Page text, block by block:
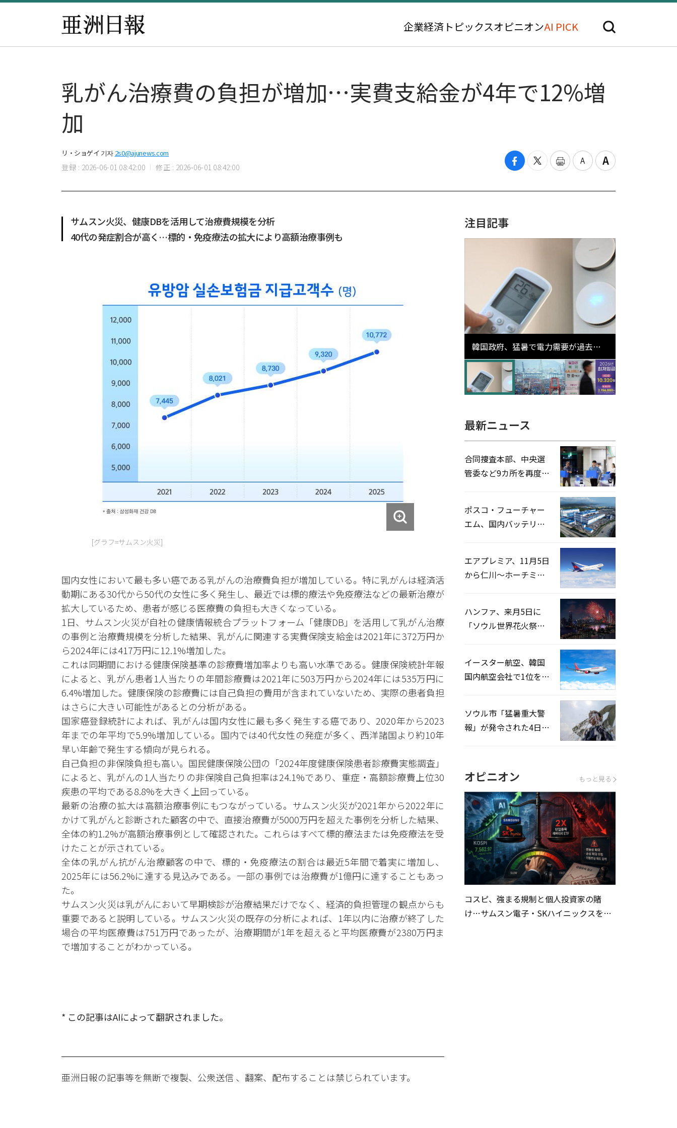
企業経済 トピックスオピニオンAI PICK
乳がん治療費の負担が増加…実費支給金が4年で12%増
加
リ・ショゲイ 기자 2s0@ajunews.com
登録 : 2026-06-01 08:42:00 修正 : 2026-06-01 08:42:00
サムスン火災、健康DBを活用して治療費規模を分析
40代の発症割合が高く…標的・免疫療法の拡大により高額治療事例も
[グラフ=サムスン火災]
国内女性において最も多い癌である乳がんの治療費負担が増加している。特に乳がんは経済活
動期にある30代から50代の女性に多く発生し、最近では標的療法や免疫療法などの最新治療が
拡大しているため、患者が感じる医療費の負担も大きくなっている。
1日、サムスン火災が自社の健康情報統合プラットフォーム「健康DB」を活用して乳がん治療
の事例と治療費規模を分析した結果、乳がんに関連する実費保険支給金は2021年に372万円か
ら2024年には417万円に12.1%増加した。
これは同期間における健康保険基準の診療費増加率よりも高い水準である。健康保険統計年報
によると、乳がん患者1人当たりの年間診療費は2021年に503万円から2024年には535万円に
6.4%増加した。健康保険の診療費には自己負担の費用が含まれていないため、実際の患者負担
はさらに大きい可能性があるとの分析がある。
国家癌登録統計によれば、乳がんは国内女性に最も多く発生する癌であり、2020年から2023
年までの年平均で5.9%増加している。国内では40代女性の発症が多く、西洋諸国より約10年
早い年齢で発生する傾向が見られる。
自己負担の非保険負担も高い。国民健康保険公団の「2024年度健康保険患者診療費実態調査」
によると、乳がんの1人当たりの非保険自己負担率は24.1%であり、重症・高額診療費上位30
疾患の平均である8.8%を大きく上回っている。
最新の治療の拡大は高額治療事例にもつながっている。サムスン火災が2021年から2022年に
かけて乳がんと診断された顧客の中で、直接治療費が5000万円を超えた事例を分析した結果、
全体の約1.2%が高額治療事例として確認された。これらはすべて標的療法または免疫療法を受
けたことが示されている。
全体の乳がん抗がん治療顧客の中で、標的・免疫療法の割合は最近5年間で着実に増加し、
2025年には56.2%に達する見込みである。一部の事例では治療費が1億円に達することもあっ
た。
サムスン火災は乳がんにおいて早期検診が治療結果だけでなく、経済的負担管理の観点からも
重要であると説明している。サムスン火災の既存の分析によれば、1年以内に治療が終了した
場合の平均医療費は751万円であったが、治療期間が1年を超えると平均医療費が2380万円ま
で増加することがわかっている。
* この記事はAIによって翻訳されました。
亜洲日報の記事等を無断で複製、公衆送信 、翻案、配布することは禁じられています。
注目記事
韓国政府、猛暑で電力需要が過去最
高更新の可能性に需給対応体制を点
検
最新ニュース
合同捜査本部、中央選
管委など9カ所を再度家
ポスコ・フューチャー
エム、国内バッテリー
エアプレミア、11月5日
から仁川〜ホーチミン
ハンファ、来月5日に
「ソウル世界花火祭り
イースター航空、韓国
国内航空会社で1位を記
ソウル市「猛暑重大警
報」が発令された4日、
オピニオン もっと見る
コスピ、強まる規制と個人投資家の賭
け…サムスン電子・SKハイニックスを巡